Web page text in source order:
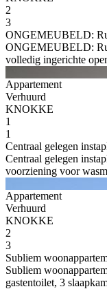
2
3
ONGEMEUBELD:
ONGEMEUBELD:
volledig ingerichte
Appartement
Verhuurd
KNOKKE
1
1
Centraal gelegen
Centraal gelegen
voorziening voor
Appartement
Verhuurd
KNOKKE
2
3
Subliem
Subliem
gastentoilet, 3